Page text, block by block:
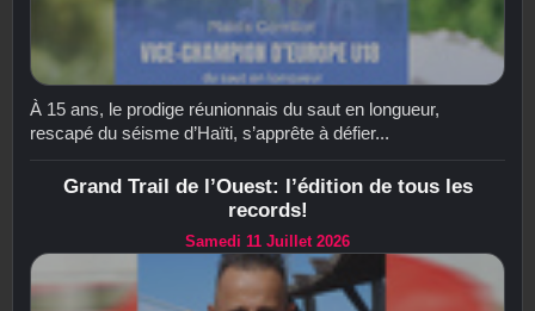
À 15 ans, le prodige réunionnais du saut en longueur,
rescapé du séisme d’Haïti, s’apprête à défier...
Grand Trail de l’Ouest: l’édition de tous les
records!
Samedi 11 Juillet 2026